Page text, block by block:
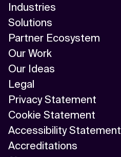
Industries
Solutions
Partner Ecosystem
Our Work
Our Ideas
Legal
Privacy Statement
Cookie Statement
Accessibility Statement
Accreditations